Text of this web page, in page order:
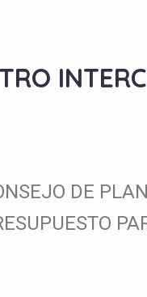
DE